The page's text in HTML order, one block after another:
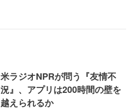
米ラジオNPRが問う『友情不
況』、アプリは200時間の壁を
越えられるか